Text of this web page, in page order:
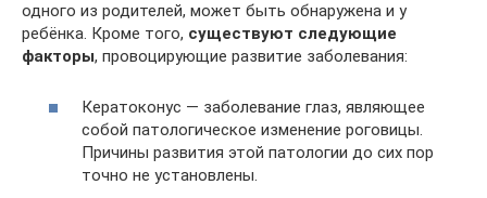
одного из родителей, может быть обнаружена и у
ребёнка. Кроме того, существуют следующие
факторы, провоцирующие развитие заболевания:
Кератоконус — заболевание глаз, являющее
собой патологическое изменение роговицы.
Причины развития этой патологии до сих пор
точно не установлены.